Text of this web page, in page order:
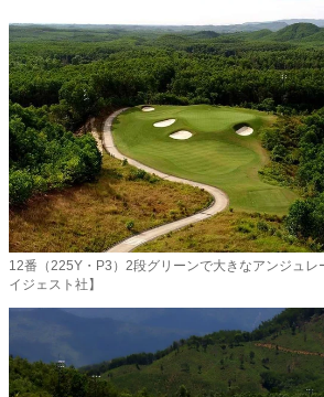
12番（225Y・P3）2段グリーンで大きなアンジュレ
イジェスト社】